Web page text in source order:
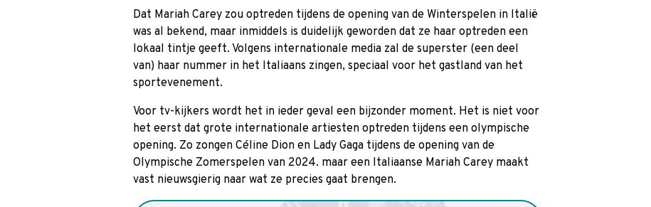
Dat Mariah Carey zou optreden tijdens de opening van de Winterspelen in Italië
was al bekend, maar inmiddels is duidelijk geworden dat ze haar optreden een
lokaal tintje geeft. Volgens internationale media zal de superster (een deel
van) haar nummer in het Italiaans zingen, speciaal voor het gastland van het
sportevenement.
Voor tv-kijkers wordt het in ieder geval een bijzonder moment. Het is niet voor
het eerst dat grote internationale artiesten optreden tijdens een olympische
opening. Zo zongen Céline Dion en Lady Gaga tijdens de opening van de
Olympische Zomerspelen van 2024. maar een Italiaanse Mariah Carey maakt
vast nieuwsgierig naar wat ze precies gaat brengen.